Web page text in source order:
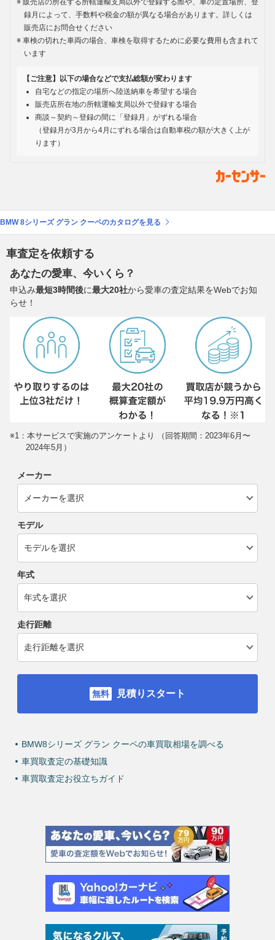
販売店の所在する所轄運輸支局以外で登録する際や、車の定置場所、登
録月によって、手数料や税金の額が異なる場合があります。詳しくは
販売店にお問合せください
車検の切れた車両の場合、車検を取得するために必要な費用も含まれて
います
【ご注意】以下の場合などで支払総額が変わります
自宅などの指定の場所へ陸送納車を希望する場合
販売店所在地の所轄運輸支局以外で登録する場合
商談～契約～登録の間に「登録月」がずれる場合
（登録月が3月から4月にずれる場合は自動車税の額が大きく上が
ります）
BMW 8シリーズ グラン クーペのカタログを見る
車査定を依頼する
あなたの愛車、今いくら？
申込み最短3時間後に最大20社から愛車の査定結果をWebでお知
らせ！
※1：本サービスで実施のアンケートより （回答期間：2023年6月〜
2024年5月）
メーカー
モデル
年式
走行距離
見積りスタート
BMW8シリーズ グラン クーペの車買取相場を調べる
車買取査定の基礎知識
車買取査定お役立ちガイド